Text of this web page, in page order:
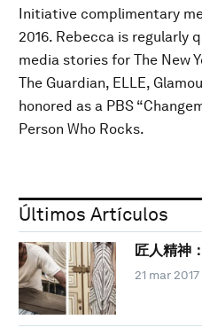
Initiative complimentary
2016. Rebecca is regularly
media stories for The New
The Guardian, ELLE,
honored as a PBS
Person Who Rocks.
Últimos Artículos
匠人精神
21 mar 2017